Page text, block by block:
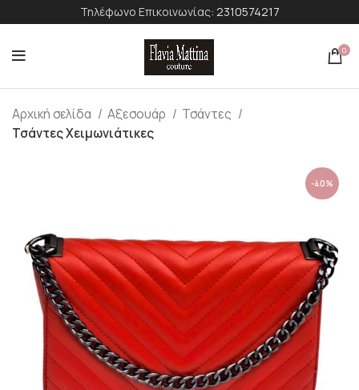
Τηλέφωνο Επικοινωνίας: 2310574217
0
Αρχική σελίδα Αξεσουάρ
Τσάντες
Τσάντες Χειμωνιάτικες
-40%